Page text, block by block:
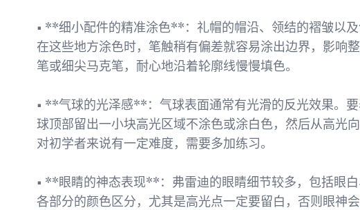
• **细小配件的精准涂色**：礼帽的帽沿、领结的褶皱以及
在这些地方涂色时，笔触稍有偏差就容易涂出边界，影响
笔或细尖马克笔，耐心地沿着轮廓线慢慢填色。
• **气球的光泽感**：气球表面通常有光滑的反光效果。
球顶部留出一小块高光区域不涂色或涂白色，然后从高光
对初学者来说有一定难度，需要多加练习。
• **眼睛的神态表现**：弗雷迪的眼睛细节较多，包括眼
各部分的颜色区分，尤其是高光点一定要留白，否则眼神